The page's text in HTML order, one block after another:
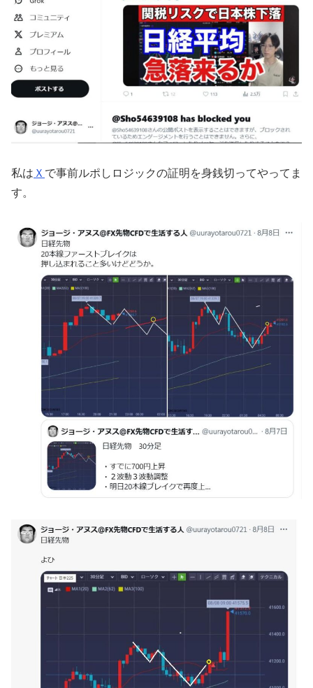
私は Ｘ で事前ルポしロジックの証明を身銭切ってやってま
す。